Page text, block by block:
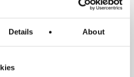
Details About